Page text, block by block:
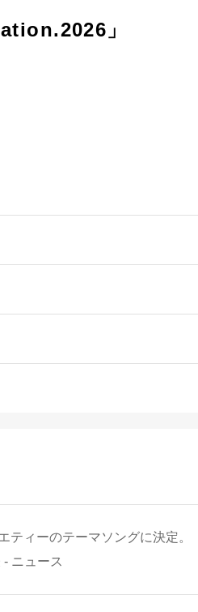
」
ィーのテーマソングに決定。
ニュース